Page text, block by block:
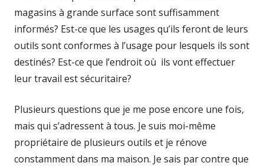
magasins à grande surface sont suffisamment
informés? Est-ce que les usages qu’ils feront de leurs
outils sont conformes à l’usage pour lesquels ils sont
destinés? Est-ce que l’endroit où ils vont effectuer
leur travail est sécuritaire?
Plusieurs questions que je me pose encore une fois,
mais qui s’adressent à tous. Je suis moi-même
propriétaire de plusieurs outils et je rénove
constamment dans ma maison. Je sais par contre que